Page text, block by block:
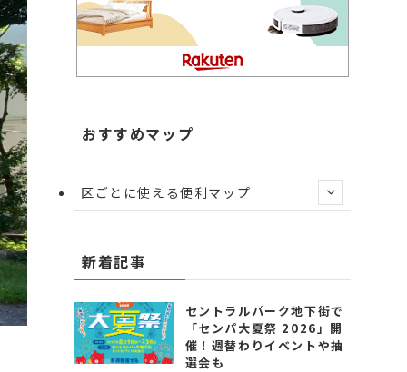
おすすめマップ
区ごとに使える便利マップ
新着記事
セントラルパーク地下街で
「センパ大夏祭 2026」開
催！週替わりイベントや抽
選会も